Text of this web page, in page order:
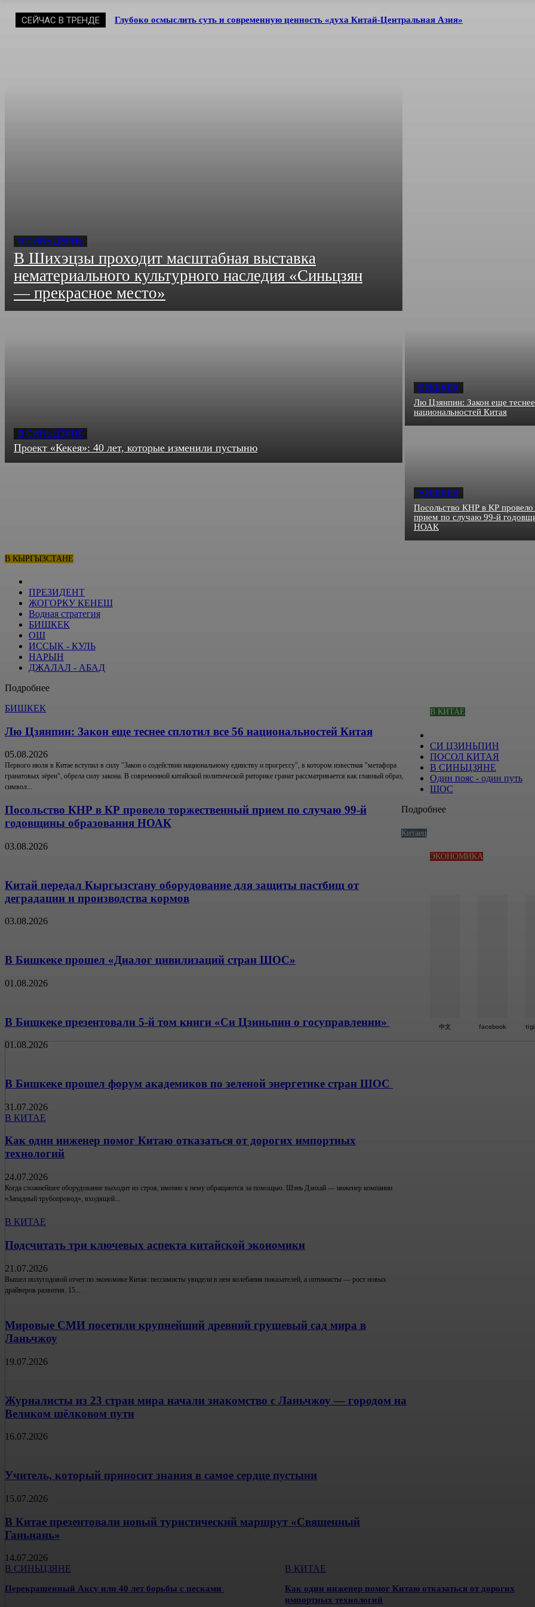
СЕЙЧАС В ТРЕНДЕ Глубоко осмыслить суть и современную ценность «духа Китай-Центральная Азия»
В СИНЬЦЗЯНЕ
В Шихэцзы проходит масштабная выставка
нематериального культурного наследия «Синьцзян
— прекрасное место»
В СИНЬЦЗЯНЕ
Проект «Кекея»: 40 лет, которые изменили пустыню
БИШКЕК
Лю Цзянпин: Закон еще теснее
национальностей Китая
БИШКЕК
Посольство КНР в КР
прием по случаю 99-й
НОАК
В КЫРГЫЗСТАНЕ
ПРЕЗИДЕНТ
ЖОГОРКУ КЕНЕШ
Водная стратегия
БИШКЕК
ОШ
ИССЫК - КУЛЬ
НАРЫН
ДЖАЛАЛ - АБАД
Подробнее
БИШКЕК
Лю Цзянпин: Закон еще теснее сплотил все 56 национальностей Китая
05.08.2026
Первого июля в Китае вступил в силу "Закон о содействии национальному единству и прогрессу", в котором известная "метафора
гранатовых зёрен", обрела силу закона. В современной китайской политической риторике гранат рассматривается как главный образ,
символ...
Посольство КНР в КР провело торжественный прием по случаю 99-й
годовщины образования НОАК
03.08.2026
Китай передал Кыргызстану оборудование для защиты пастбищ от
деградации и производства кормов
03.08.2026
В Бишкеке прошел «Диалог цивилизаций стран ШОС»
01.08.2026
В Бишкеке презентовали 5-й том книги «Си Цзиньпин о госуправлении»
01.08.2026
В Бишкеке прошел форум академиков по зеленой энергетике стран ШОС
31.07.2026
В КИТАЕ
СИ ЦЗИНЬПИН
ПОСОЛ КИТАЯ
В СИНЬЦЗЯНЕ
Один пояс - один путь
ШОС
Подробнее
В КИТАЕ
Как один инженер помог Китаю отказаться от дорогих импортных
технологий
24.07.2026
Когда сложнейшее оборудование выходит из строя, именно к нему обращаются за помощью. Шэнь Дэнхай — инженер компании
«Западный трубопровод», входящей...
В КИТАЕ
Подсчитать три ключевых аспекта китайской экономики
21.07.2026
Вышел полугодовой отчет по экономике Китая: пессимисты увидели в нем колебания показателей, а оптимисты — рост новых
драйверов развития. 15...
Мировые СМИ посетили крупнейший древний грушевый сад мира в
Ланьчжоу
19.07.2026
Журналисты из 23 стран мира начали знакомство с Ланьчжоу — городом на
Великом шёлковом пути
16.07.2026
Учитель, который приносит знания в самое сердце пустыни
15.07.2026
В Китае презентовали новый туристический маршрут «Священный
Ганьнань»
14.07.2026
Китаец
В СИНЬЦЗЯНЕ
Перекрашенный Аксу или 40 лет борьбы с песками
В КИТАЕ
Как один инженер помог Китаю отказаться от дорогих
импортных технологий
ЭКОНОМИКА
中文 facebook